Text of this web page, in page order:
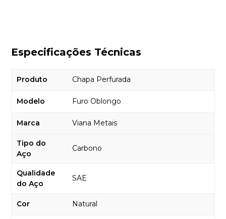
Especificações Técnicas
Produto Chapa Perfurada
Modelo Furo Oblongo
Marca Viana Metais
Tipo do
Aço
Carbono
Qualidade
do Aço
SAE
Cor Natural